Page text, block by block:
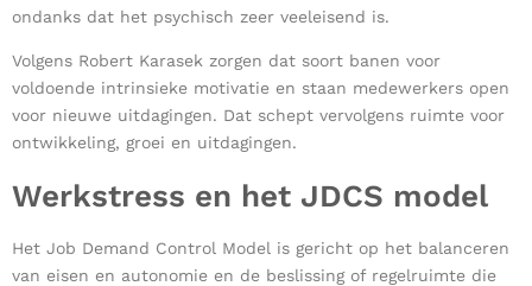
ondanks dat het psychisch zeer veeleisend is.
Volgens Robert Karasek zorgen dat soort banen voor
voldoende intrinsieke motivatie en staan ​​medewerkers open
voor nieuwe uitdagingen. Dat schept vervolgens ruimte voor
ontwikkeling, groei en uitdagingen.
Werkstress en het JDCS model
Het Job Demand Control Model is gericht op het balanceren
van eisen en autonomie en de beslissing of regelruimte die